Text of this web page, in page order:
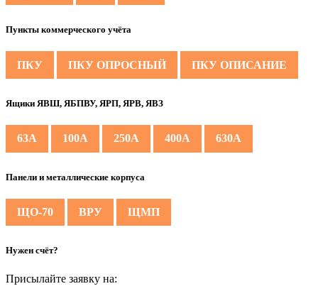
Пункты коммерческого учёта
ПКУ ПКУ ОПРОСНЫЙ ПКУ ОПИСАНИЕ
Ящики ЯВШ, ЯБПВУ, ЯРП, ЯРВ, ЯВЗ
63А 100А 250А 400А 630А
Панели и металлические корпуса
ЩО-70 ВРУ ЩМП
Нужен счёт?
Присылайте заявку на: